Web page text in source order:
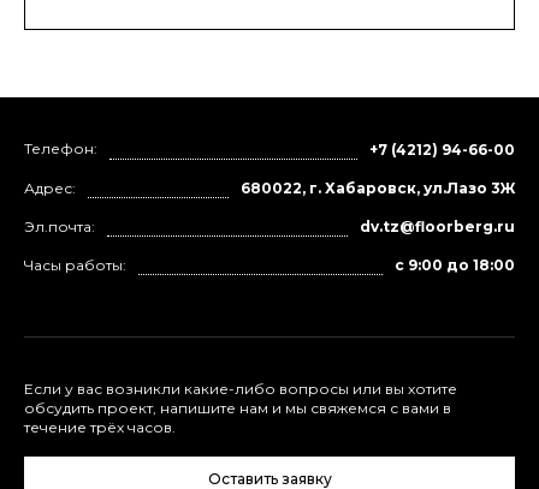
Телефон: +7 (4212) 94-66-00
Адрес: 680022, г. Хабаровск, ул.Лазо 3Ж
Эл.почта: dv.tz@floorberg.ru
Часы работы: с 9:00 до 18:00
Если у вас возникли какие-либо вопросы или вы хотите
обсудить проект, напишите нам и мы свяжемся с вами в
течение трёх часов.
Оставить заявку